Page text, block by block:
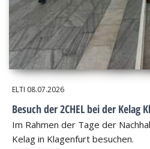
ELTI 08.07.2026
Besuch der 2CHEL bei der Kelag
Im Rahmen der Tage der
Kelag in Klagenfurt besuchen.